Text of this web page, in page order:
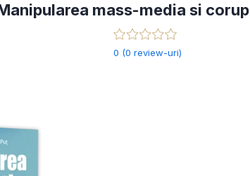
mass-media si
0 (0 review-uri)